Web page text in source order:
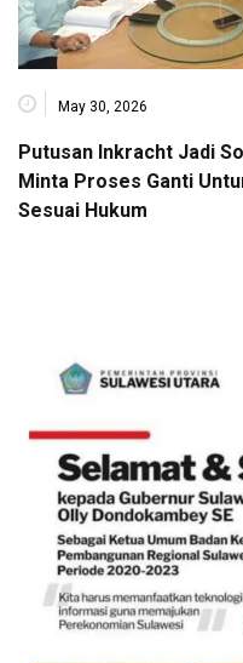
May 30, 2026
Putusan Inkracht Jadi
Minta Proses Ganti
Sesuai Hukum